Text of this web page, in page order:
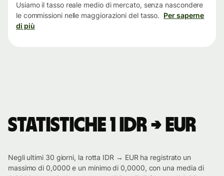
Usiamo il tasso reale medio di mercato, senza nascondere
le commissioni nelle maggiorazioni del tasso. Per saperne
di più
Statistiche 1 IDR → EUR
Negli ultimi 30 giorni, la rotta IDR → EUR ha registrato un
massimo di 0,0000 e un minimo di 0,0000, con una media di